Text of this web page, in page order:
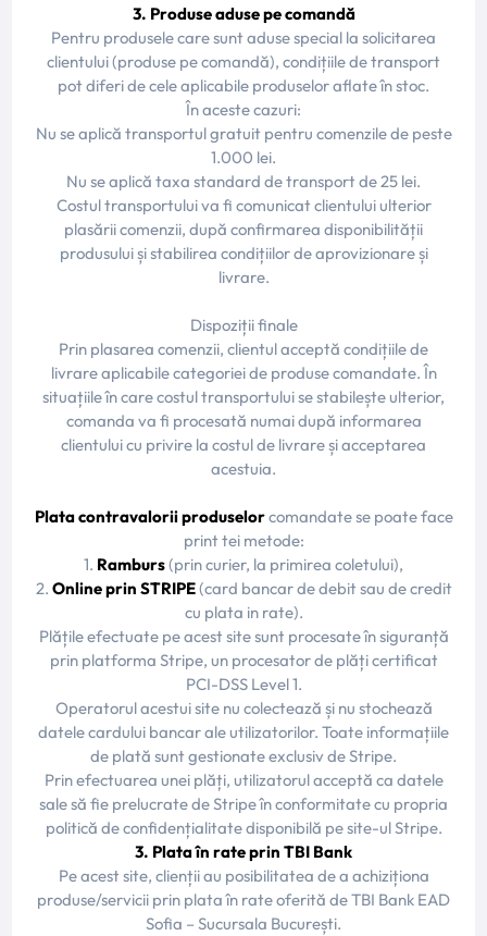
3. Produse aduse pe comandă
Pentru produsele care sunt aduse special la solicitarea
clientului (produse pe comandă), condițiile de transport
pot diferi de cele aplicabile produselor aflate în stoc.
În aceste cazuri:
Nu se aplică transportul gratuit pentru comenzile de peste
1.000 lei.
Nu se aplică taxa standard de transport de 25 lei.
Costul transportului va fi comunicat clientului ulterior
plasării comenzii, după confirmarea disponibilității
produsului și stabilirea condițiilor de aprovizionare și
livrare.
Dispoziții finale
Prin plasarea comenzii, clientul acceptă condițiile de
livrare aplicabile categoriei de produse comandate. În
situațiile în care costul transportului se stabilește ulterior,
comanda va fi procesată numai după informarea
clientului cu privire la costul de livrare și acceptarea
acestuia.
Plata contravalorii produselorcomandate se poate face
print tei metode:
1. Ramburs(prin curier, la primirea coletului),
2. Online prin STRIPE(card bancar de debit sau de credit
cu plata in rate).
Plățile efectuate pe acest site sunt procesate în siguranță
prin platforma Stripe, un procesator de plăți certificat
PCI-DSS Level 1.
Operatorul acestui site nu colectează și nu stochează
datele cardului bancar ale utilizatorilor. Toate informațiile
de plată sunt gestionate exclusiv de Stripe.
Prin efectuarea unei plăți, utilizatorul acceptă ca datele
sale să fie prelucrate de Stripe în conformitate cu propria
politică de confidențialitate disponibilă pe site-ul Stripe.
3. Plata în rate prin TBI Bank
Pe acest site, clienții au posibilitatea de a achiziționa
produse/servicii prin plata în rate oferită de TBI Bank EAD
Sofia – Sucursala București.